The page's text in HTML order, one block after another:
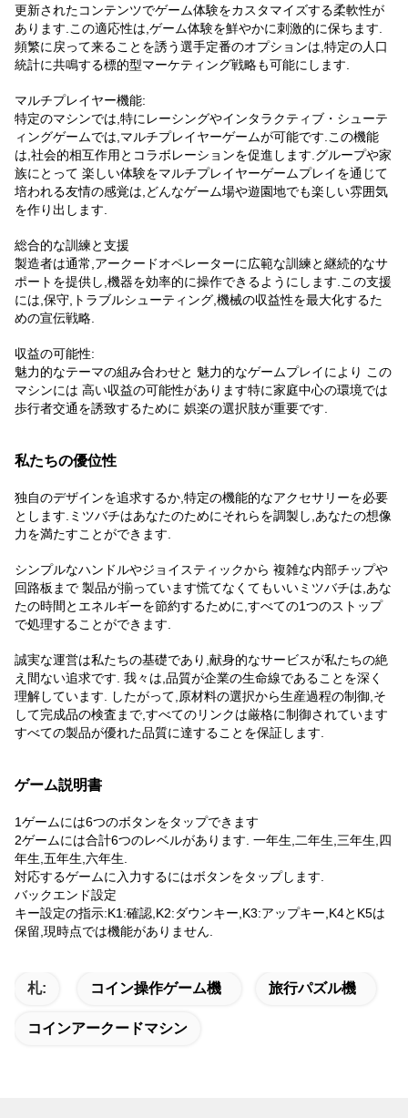
更新されたコンテンツでゲーム体験をカスタマイズする柔軟性が
あります.この適応性は,ゲーム体験を鮮やかに刺激的に保ちます.
頻繁に戻って来ることを誘う選手定番のオプションは,特定の人口
統計に共鳴する標的型マーケティング戦略も可能にします.
マルチプレイヤー機能:
特定のマシンでは,特にレーシングやインタラクティブ・シューテ
ィングゲームでは,マルチプレイヤーゲームが可能です.この機能
は,社会的相互作用とコラボレーションを促進します.グループや家
族にとって 楽しい体験をマルチプレイヤーゲームプレイを通じて
培われる友情の感覚は,どんなゲーム場や遊園地でも楽しい雰囲気
を作り出します.
総合的な訓練と支援
製造者は通常,アークードオペレーターに広範な訓練と継続的なサ
ポートを提供し,機器を効率的に操作できるようにします.この支援
には,保守,トラブルシューティング,機械の収益性を最大化するた
めの宣伝戦略.
収益の可能性:
魅力的なテーマの組み合わせと 魅力的なゲームプレイにより この
マシンには 高い収益の可能性があります特に家庭中心の環境では
歩行者交通を誘致するために 娯楽の選択肢が重要です.
私たちの優位性
独自のデザインを追求するか,特定の機能的なアクセサリーを必要
とします.ミツバチはあなたのためにそれらを調製し,あなたの想像
力を満たすことができます.
シンプルなハンドルやジョイスティックから 複雑な内部チップや
回路板まで 製品が揃っています慌てなくてもいいミツバチは,あな
たの時間とエネルギーを節約するために,すべての1つのストップ
で処理することができます.
誠実な運営は私たちの基礎であり,献身的なサービスが私たちの絶
え間ない追求です. 我々は,品質が企業の生命線であることを深く
理解しています. したがって,原材料の選択から生産過程の制御,そ
して完成品の検査まで,すべてのリンクは厳格に制御されています
すべての製品が優れた品質に達することを保証します.
ゲーム説明書
1ゲームには6つのボタンをタップできます
2ゲームには合計6つのレベルがあります. 一年生,二年生,三年生,四
年生,五年生,六年生.
対応するゲームに入力するにはボタンをタップします.
バックエンド設定
キー設定の指示:K1:確認,K2:ダウンキー,K3:アップキー,K4とK5は
保留,現時点では機能がありません.
札: コイン操作ゲーム機 旅行パズル機
コインアークードマシン